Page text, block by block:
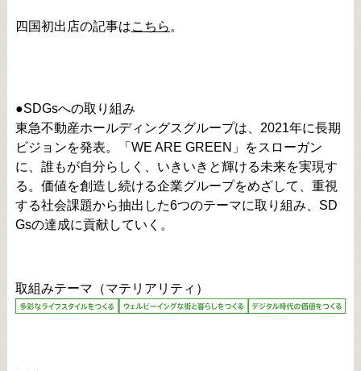
四国初出店の記事はこちら。
●SDGsへの取り組み
東急不動産ホールディングスグループは、2021年に長期
ビジョンを発表。「WE ARE GREEN」をスローガン
に、誰もが自分らしく、いきいきと輝ける未来を実現す
る。価値を創造し続ける企業グループをめざして、重視
する社会課題から抽出した6つのテーマに取り組み、SD
Gsの達成に貢献していく。
取組みテーマ（マテリアリティ）